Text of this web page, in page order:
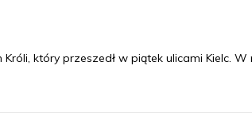
który przeszedł w piątek ulicami Kielc. W